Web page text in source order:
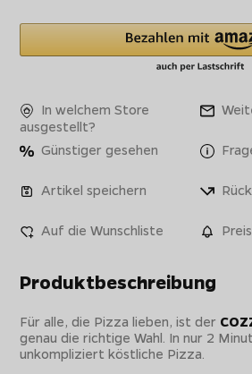
In welchem Store
ausgestellt?
Günstiger gesehen
Artikel speichern
Auf die Wunschliste
Produktbeschreibung
Für alle, die Pizza lieben, ist der
genau die richtige Wahl. In nur 2
unkompliziert köstliche Pizza.